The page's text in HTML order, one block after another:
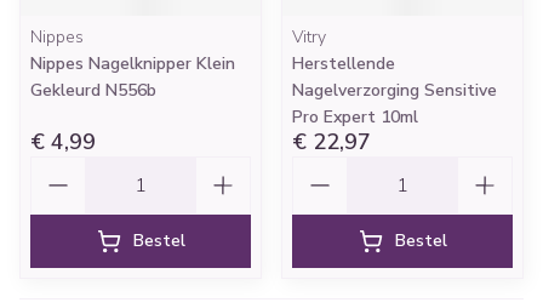
Nippes
Nippes Nagelknipper Klein
Gekleurd N556b
€ 4,99
Bestel
Vitry
Herstellende
Nagelverzorging Sensitive
Pro Expert 10ml
€ 22,97
Bestel